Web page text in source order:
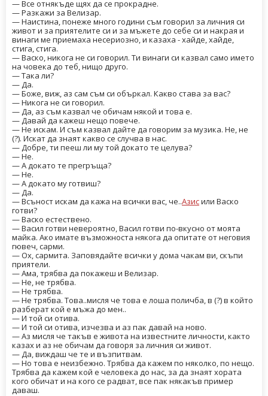
— Все отнякъде щях да се прокрадне.
— Разкажи за Велизар.
— Наистина, понеже много години съм говорил за личния си
живот и за приятелите си и за мъжете до себе си и накрая и
винаги ме приемаха несериозно, и казаха - хайде, хайде,
стига, стига.
— Васко, никога не си говорил. Ти винаги си казвал само името
на човека до теб, нищо друго.
— Така ли?
— Да.
— Боже, виж, аз сам съм си объркал. Какво става за вас?
— Никога не си говорил.
— Да, аз съм казвал че обичам някой и това е.
— Давай да кажеш нещо повече.
— Не искам. И съм казвал дайте да говорим за музика. Не, не
(?). Искат да знаят какво се случва в нас.
— Добре, ти пееш ли му той докато те целува?
— Не.
— А докато те прегръща?
— Не.
— А докато му готвиш?
— Да.
— Всъност искам да кажа на всички вас, че..Азисили Васко
готви?
— Васко естествено.
— Васил готви невероятно, Васил готви по-вкусно от моята
майка. Ако имате възможноста някога да опитате от неговия
гювеч, сарми.
— Ох, сармита. Заповядайте всички у дома чакам ви, скъпи
приятели.
— Ама, трябва да покажеш и Велизар.
— Не, не трябва.
— Не трябва.
— Не трябва. Това..мисля че това е лоша поличба, в (?) в който
разберат кой е мъжа до мен..
— И той си отива.
— И той си отива, изчезва и аз пак давай на ново.
— Аз мисля че такъв е живота на известните личности, както
казах и аз не обичам да говоря за личния си живот.
— Да, виждаш че те и възпитвам.
— Но това е неизбежно. Трябва да кажем по няколко, по нещо.
Трябва да кажем кой е человека до нас, за да знаят хората
кого обичат и на кого се радват, все пак някакъв пример
даваш.